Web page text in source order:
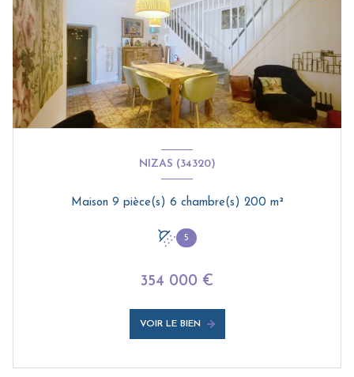
NIZAS (34320)
Maison 9 pièce(s) 6 chambre(s) 200 m²
5
354 000 €
VOIR LE BIEN